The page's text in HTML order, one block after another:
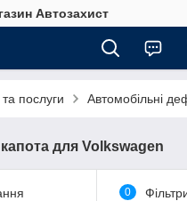
Автозахист
послуги Автомобільні
для Volkswagen
0